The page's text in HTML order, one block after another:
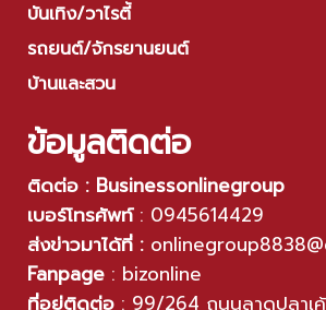
บันเทิง/วาไรตี้
รถยนต์/จักรยานยนต์
บ้านและสวน
ข้อมูลติดต่อ
ติดต่อ : Businessonlinegroup
เบอร์โทรศัพท์: 0945614429
ส่งข่าวมาได้ที่ :
Fanpage : bizonline
ที่อยู่ติดต่อ : 99/264 ถนนลาดปลาเ